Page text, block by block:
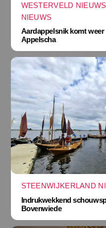
WESTERVELD NIEUWS
NIEUWS
Aardappelsnik komt
Appelscha
STEENWIJKERLAND
Indrukwekkend
Bovenwiede